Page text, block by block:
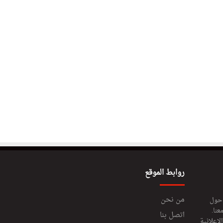
حول
روابط الموقع
من نحن
اتصل بنا